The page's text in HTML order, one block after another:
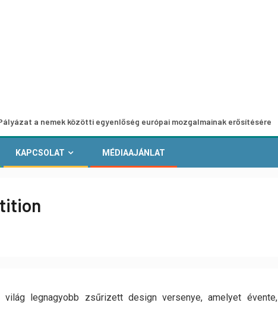
nemek közötti egyenlőség európai mozgalmainak erősítésére
KAPCSOLAT MÉDIAAJÁNLAT
legnagyobb zsűrizett design versenye, amelyet évente,